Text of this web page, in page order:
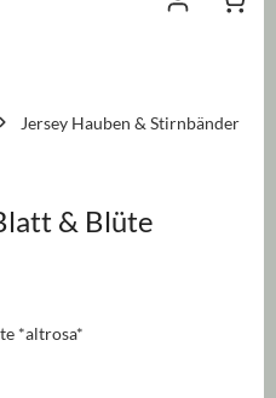
Jersey Hauben & Stirnbänder
0 von 5 Sternen
& Blüte